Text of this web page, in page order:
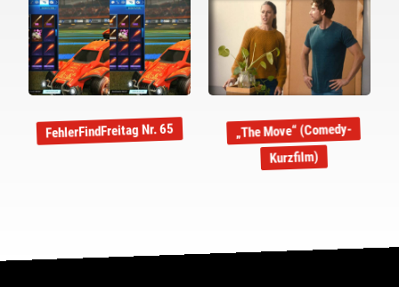
FehlerFindFreitag Nr. 65 „The Move“ (Comedy-
Kurzfilm)